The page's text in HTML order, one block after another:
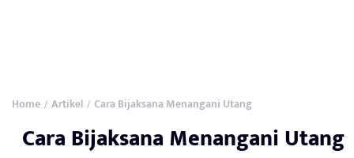
Home / Artikel / Cara Bijaksana Menangani Utang
Cara Bijaksana Menangani Utang